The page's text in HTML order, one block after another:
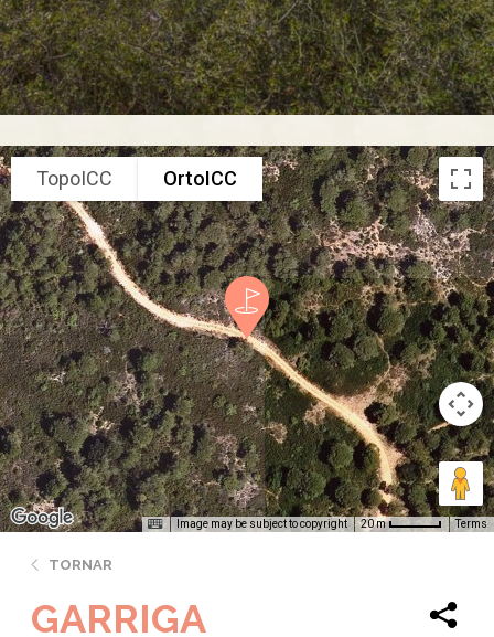
TopoICC OrtoICC
Image may be subject to copyright 20 m Terms
TORNAR
GARRIGA